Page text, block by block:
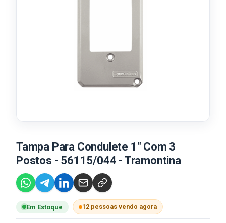
Tampa Para Condulete 1" Com 3
Postos - 56115/044 - Tramontina
Em Estoque 12 pessoas vendo agora